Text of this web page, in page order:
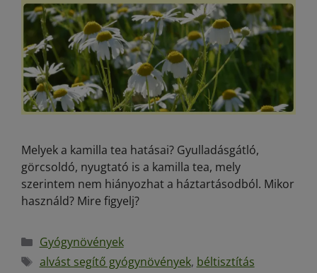
Melyek a kamilla tea hatásai? Gyulladásgátló,
görcsoldó, nyugtató is a kamilla tea, mely
szerintem nem hiányozhat a háztartásodból. Mikor
használd? Mire figyelj?
Gyógynövények
alvást segítő gyógynövények, béltisztítás